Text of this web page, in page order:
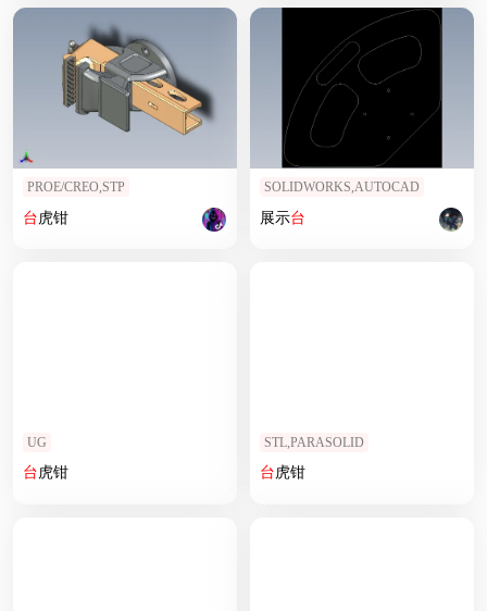
PROE/CREO,STP
台虎钳
SOLIDWORKS,AUTOCAD
展示台
UG
台虎钳
STL,PARASOLID
台虎钳